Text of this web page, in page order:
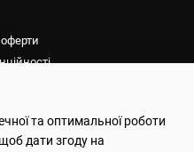
оферти
та оптимальної роботи
дати згоду на